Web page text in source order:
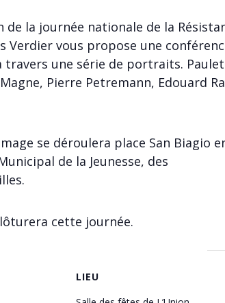
de la journée nationale de la
vous propose une
travers une série de portraits.
Pierre Petremann, Edouard
se déroulera place San Biagio
de la Jeunesse, des
cette journée.
LIEU